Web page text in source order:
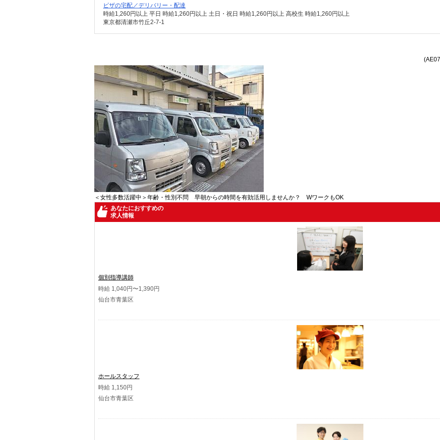
ピザの宅配／デリバリー・配達
時給1,260円以上 平日 時給1,260円以上 土日・祝日 時給1,260円以上 高校生 時給1,260円以上
東京都清瀬市竹丘2-7-1
＜女性多数活躍中＞年齢・性別不問 早朝からの時間を有効活用しませんか？ WワークもOK
あなたにおすすめの
求人情報
個別指導講師
時給 1,040円〜1,390円
仙台市青葉区
ホールスタッフ
時給 1,150円
仙台市青葉区